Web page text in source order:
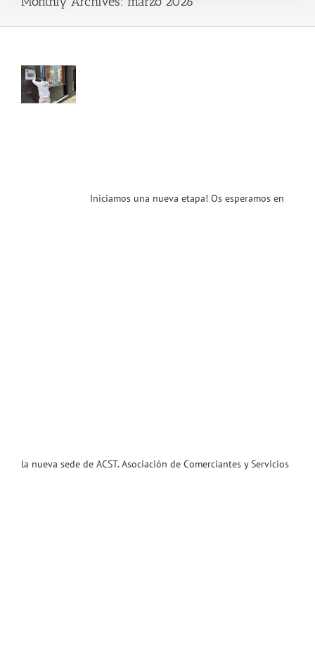
Iniciamos una nueva etapa! Os esperamos en
la nueva sede de ACST. Asociación de Comerciantes y Servicios